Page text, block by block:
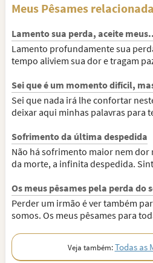
Meus Pêsames
Lamento sua perda, aceite
Lamento profundamente sua
tempo aliviem sua dor e tragam
Sei que é um momento difícil,
Sei que nada irá lhe confortar
deixar aqui minhas palavras para
Sofrimento da última despedida
Não há sofrimento maior nem dor
da morte, a infinita despedida.
Os meus pêsames pela perda do
Perder um irmão é ver também
somos. Os meus pêsames para
Veja também:Todas as